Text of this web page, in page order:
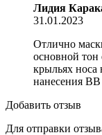
Лидия
31.01.2023
Отлично
основной тон
крыльях носа
нанесения
Добавить отзыв
Для отправки